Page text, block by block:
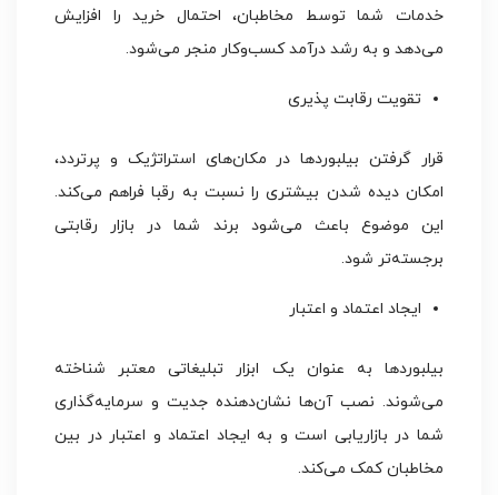
خدمات شما توسط مخاطبان، احتمال خرید را افزایش
می‌دهد و به رشد درآمد کسب‌وکار منجر می‌شود.
تقویت رقابت‌ پذیری
قرار گرفتن بیلبوردها در مکان‌های استراتژیک و پرتردد،
امکان دیده شدن بیشتری را نسبت به رقبا فراهم می‌کند.
این موضوع باعث می‌شود برند شما در بازار رقابتی
برجسته‌تر شود.
ایجاد اعتماد و اعتبار
بیلبوردها به عنوان یک ابزار تبلیغاتی معتبر شناخته
می‌شوند. نصب آن‌ها نشان‌دهنده جدیت و سرمایه‌گذاری
شما در بازاریابی است و به ایجاد اعتماد و اعتبار در بین
مخاطبان کمک می‌کند.